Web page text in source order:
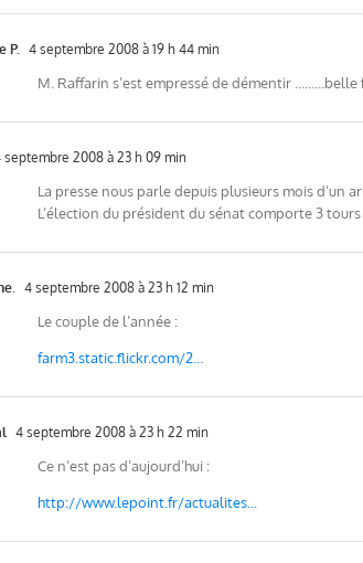
P. 4 septembre 2008 à 19 h 44 min
M. Raffarin s’est empressé de démentir
septembre 2008 à 23 h 09 min
La presse nous parle depuis plusieurs mois d’un
L’élection du président du sénat comporte 3
4 septembre 2008 à 23 h 12 min
Le couple de l’année :
farm3.static.flickr.com/2…
4 septembre 2008 à 23 h 22 min
Ce n’est pas d’aujourd’hui :
http://www.lepoint.fr/actualites..